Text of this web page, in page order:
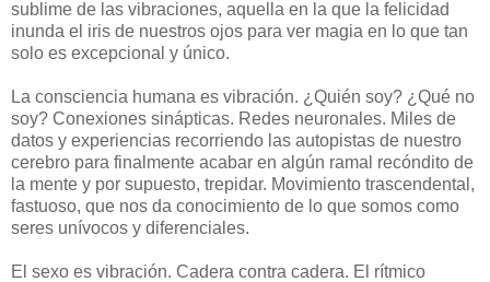
sublime de las vibraciones, aquella en la que la felicidad
inunda el iris de nuestros ojos para ver magia en lo que tan
solo es excepcional y único.
La consciencia humana es vibración. ¿Quién soy? ¿Qué no
soy? Conexiones sinápticas. Redes neuronales. Miles de
datos y experiencias recorriendo las autopistas de nuestro
cerebro para finalmente acabar en algún ramal recóndito de
la mente y por supuesto, trepidar. Movimiento trascendental,
fastuoso, que nos da conocimiento de lo que somos como
seres unívocos y diferenciales.
El sexo es vibración. Cadera contra cadera. El rítmico